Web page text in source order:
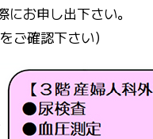
お申し出下さい。
ご確認下さい）